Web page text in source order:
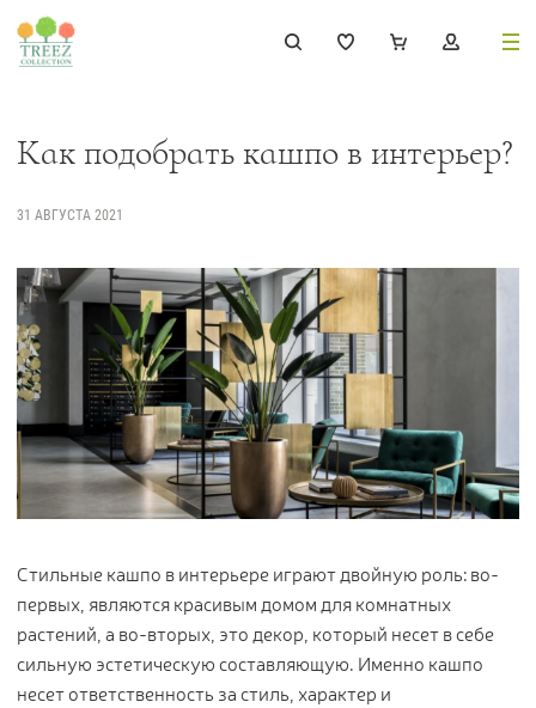
Каталог
Деревья 239
Растения, кусты, мох и трава 221
Ампельные растения 70
Кашпо 256
Дизайнерские композиции 17
Товары с 3D-моделями
Готовые решения от Treez 146
Алфавитный указатель
Как подобрать кашпо в интерьер?
31 АВГУСТА 2021
Стильные кашпо в интерьере играют двойную роль: во-
первых, являются красивым домом для комнатных
растений, а во-вторых, это декор, который несет в себе
сильную эстетическую составляющую. Именно кашпо
несет ответственность за стиль, характер и